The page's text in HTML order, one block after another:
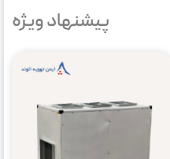
پیشنهاد ویژه